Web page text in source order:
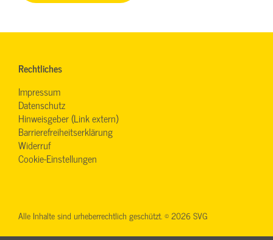
Rechtliches
Impressum
Datenschutz
Hinweisgeber (Link extern)
Barrierefreiheitserklärung
Widerruf
Cookie-Einstellungen
Alle Inhalte sind urheberrechtlich geschützt. © 2026 SVG